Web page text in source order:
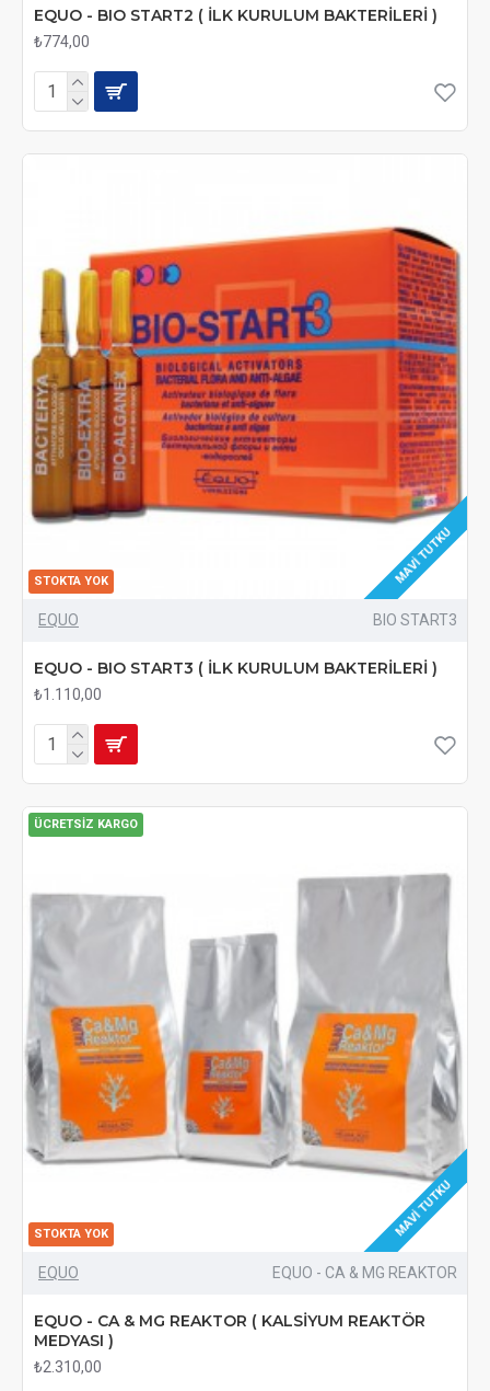
EQUO - BIO START2 ( İLK KURULUM BAKTERİLERİ )
₺774,00
MAVI TUTKU
STOKTA YOK
EQUO BIO START3
EQUO - BIO START3 ( İLK KURULUM BAKTERİLERİ )
₺1.110,00
MAVI TUTKU
ÜCRETSIZ KARGO
STOKTA YOK
EQUO EQUO - CA & MG REAKTOR
EQUO - CA & MG REAKTOR ( KALSİYUM REAKTÖR
MEDYASI )
₺2.310,00